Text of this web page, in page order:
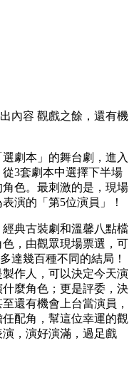
內容 觀戲之餘，還有機
劇本」的舞台劇，進入
3套劇本中選擇下半場
色。最刺激的是，現場
演的「第5位演員」！
典古裝劇和溫馨八點檔
，由觀眾現場票選，可
達幾百種不同的結局！
作人，可以決定今天演
麼角色；更是評委，決
還有機會上台當演員，
配角，幫這位幸運的觀
，演好演滿，過足戲